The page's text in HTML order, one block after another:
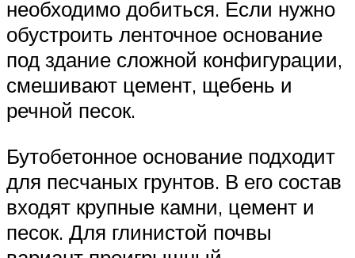
необходимо добиться. Если нужно
обустроить ленточное основание
под здание сложной конфигурации,
смешивают цемент, щебень и
речной песок.
Бутобетонное основание подходит
для песчаных грунтов. В его состав
входят крупные камни, цемент и
песок. Для глинистой почвы